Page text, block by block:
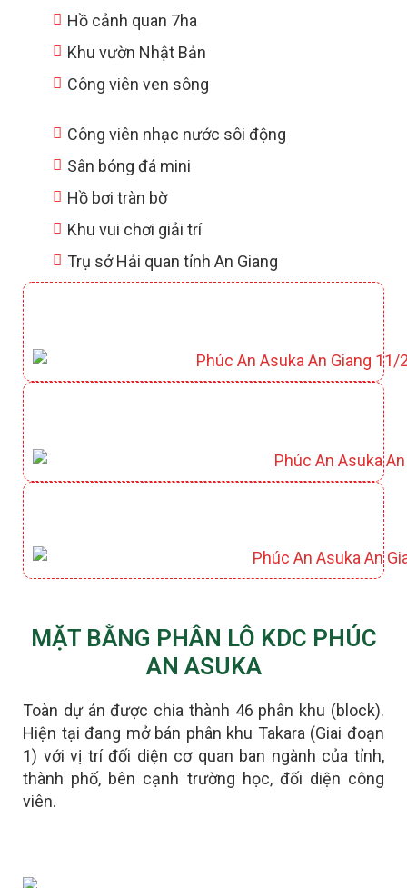
Hồ cảnh quan 7ha
Khu vườn Nhật Bản
Công viên ven sông
Công viên nhạc nước sôi động
Sân bóng đá mini
Hồ bơi tràn bờ
Khu vui chơi giải trí
Trụ sở Hải quan tỉnh An Giang
MẶT BẰNG PHÂN LÔ KDC PHÚC
AN ASUKA
Toàn dự án được chia thành 46 phân khu (block).
Hiện tại đang mở bán phân khu Takara (Giai đoạn
1) với vị trí đối diện cơ quan ban ngành của tỉnh,
thành phố, bên cạnh trường học, đối diện công
viên.